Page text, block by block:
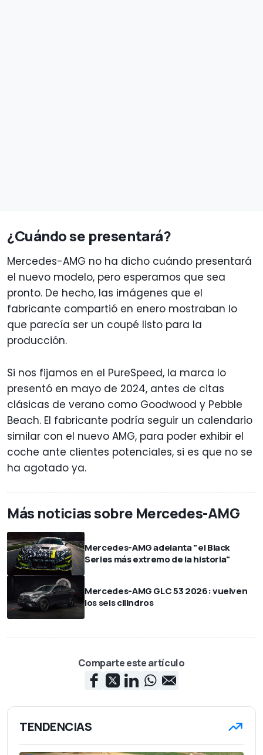
¿Cuándo se presentará?
Mercedes-AMG no ha dicho cuándo presentará
el nuevo modelo, pero esperamos que sea
pronto. De hecho, las imágenes que el
fabricante compartió en enero mostraban lo
que parecía ser un coupé listo para la
producción.
Si nos fijamos en el PureSpeed, la marca lo
presentó en mayo de 2024, antes de citas
clásicas de verano como Goodwood y Pebble
Beach. El fabricante podría seguir un calendario
similar con el nuevo AMG, para poder exhibir el
coche ante clientes potenciales, si es que no se
ha agotado ya.
Más noticias sobre Mercedes-AMG
Mercedes-AMG adelanta "el Black
Series más extremo de la historia"
Mercedes-AMG GLC 53 2026: vuelven
los seis cilindros
Comparte este artículo
TENDENCIAS